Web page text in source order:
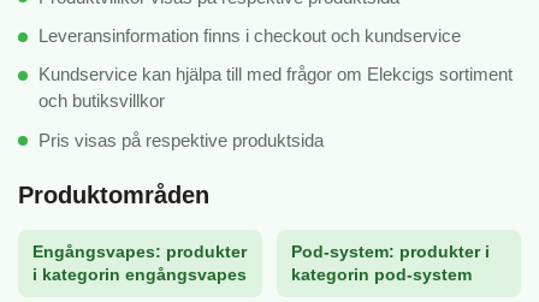
Leveransinformation finns i checkout och kundservice
Kundservice kan hjälpa till med frågor om Elekcigs sortiment
och butiksvillkor
Pris visas på respektive produktsida
Produktområden
Engångsvapes: produkter
i kategorin engångsvapes
Pod-system: produkter i
kategorin pod-system